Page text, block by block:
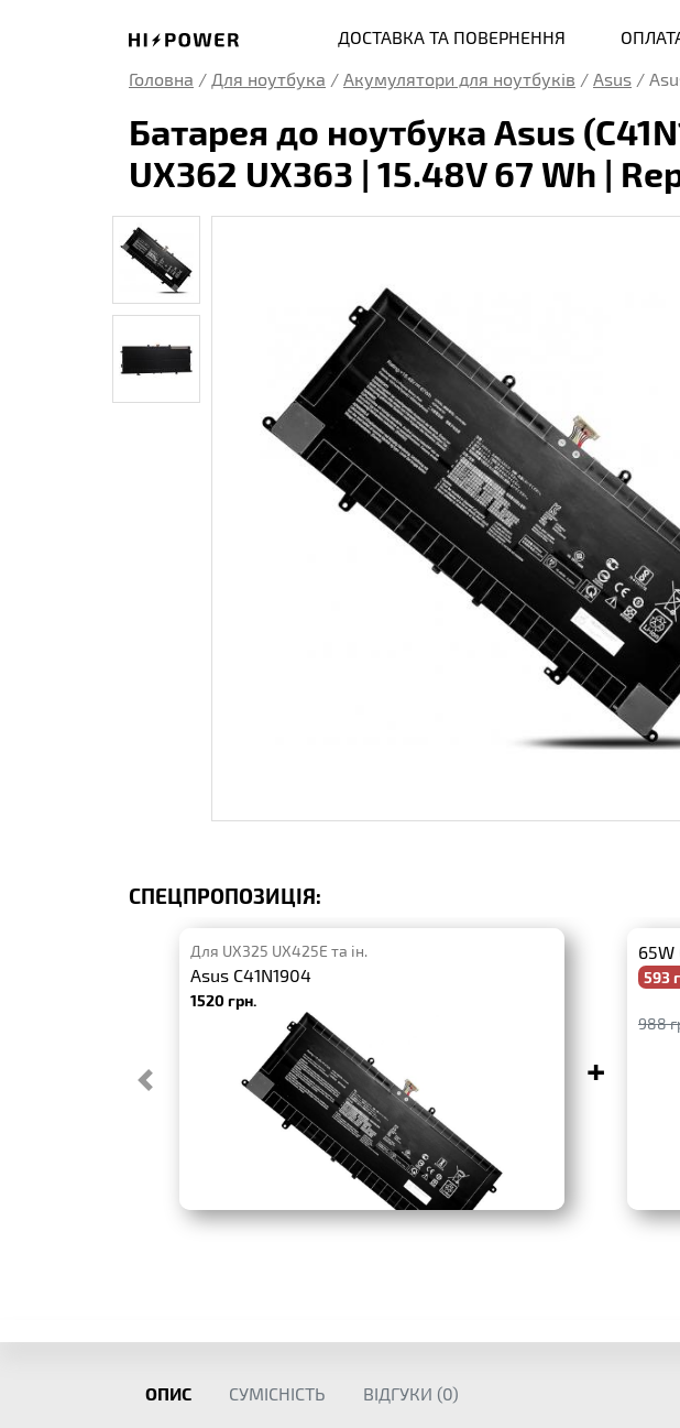
ДОСТАВКА ТА ПОВЕРНЕННЯ
Головна / Для ноутбука / Акумулятори для ноутбуків / Asus /
Батарея до ноутбука Asus
UX362 UX363 | 15.48V 67 Wh |
СПЕЦПРОПОЗИЦІЯ:
Для UX325 UX425E та ін.
Asus C41N1904
1520 грн.
+
65W
593
988
ОПИС СУМІСНІСТЬ ВІДГУКИ (0)